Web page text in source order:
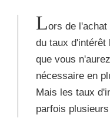
Lors de
du taux d'intérêt
que vous
nécessaire en
Mais les taux
parfois